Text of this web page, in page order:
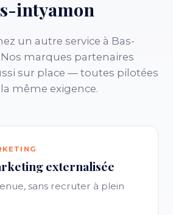
intyamon
un autre service à Bas-
marques partenaires
sur place — toutes pilotées
la même exigence.
externalisée
sans recruter à plein